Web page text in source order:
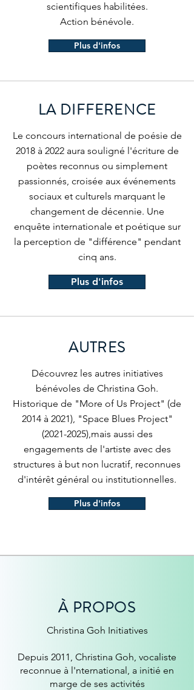
scientifiques habilitées.
Action bénévole.
Plus d'infos
LA DIFFERENCE
Le concours international de poésie de
2018 à 2022 aura souligné l'écriture de
poètes reconnus ou simplement
passionnés, croisée aux événements
sociaux et culturels marquant le
changement de décennie. Une
enquête internationale et poétique sur
la perception de "différence" pendant
cinq ans.
Plus d'infos
AUTRES
Découvrez les autres initiatives
bénévoles de Christina Goh.
Historique de "More of Us Project" (de
2014 à 2021), "Space Blues Project"
(2021-2025),mais aussi des
engagements de l'artiste avec des
structures à but non lucratif, reconnues
d'intérêt général ou institutionnelles.
Plus d'infos
À PROPOS
Christina Goh Initiatives
Depuis 2011, Christina Goh, vocaliste
reconnue à l'nternational, a initié en
marge de ses activités